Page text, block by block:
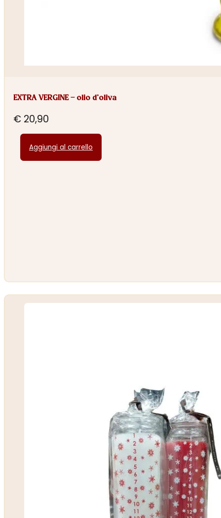
EXTRA VERGINE – olio d’oliva
€ 20,90
Aggiungi al carrello